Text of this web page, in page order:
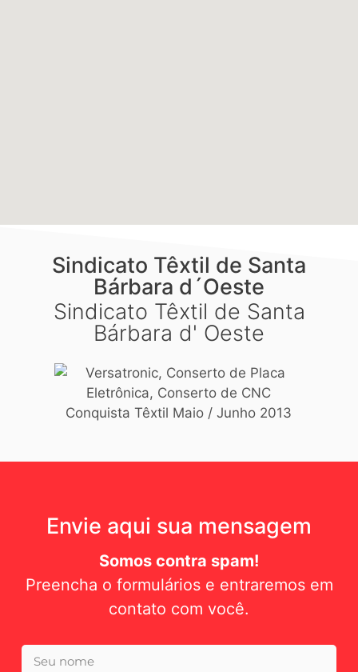
Sindicato Têxtil de Santa
Bárbara d´Oeste
Sindicato Têxtil de Santa
Bárbara d' Oeste
Envie aqui sua mensagem
Somos contra spam!
Preencha o formulários e entraremos em
contato com você.